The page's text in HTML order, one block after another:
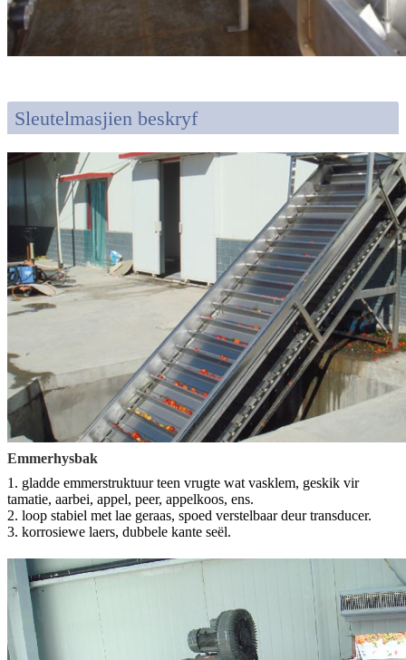
Sleutelmasjien beskryf
Emmerhysbak
1. gladde emmerstruktuur teen vrugte wat vasklem, geskik vir
tamatie, aarbei, appel, peer, appelkoos, ens.
2. loop stabiel met lae geraas, spoed verstelbaar deur transducer.
3. korrosiewe laers, dubbele kante seël.